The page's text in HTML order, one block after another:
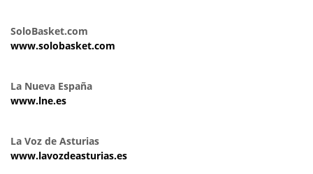
SoloBasket.com
www.solobasket.com
La Nueva España
www.lne.es
La Voz de Asturias
www.lavozdeasturias.es